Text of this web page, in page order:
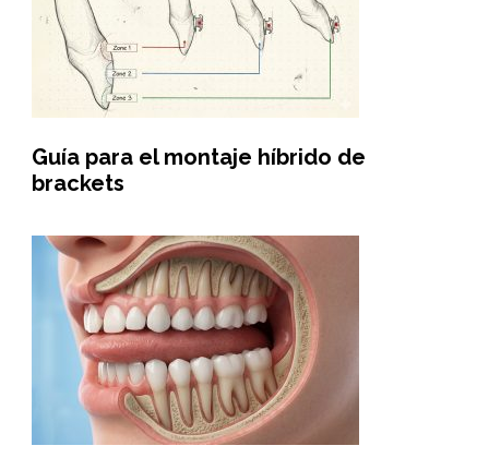
Guía para el montaje híbrido de
brackets